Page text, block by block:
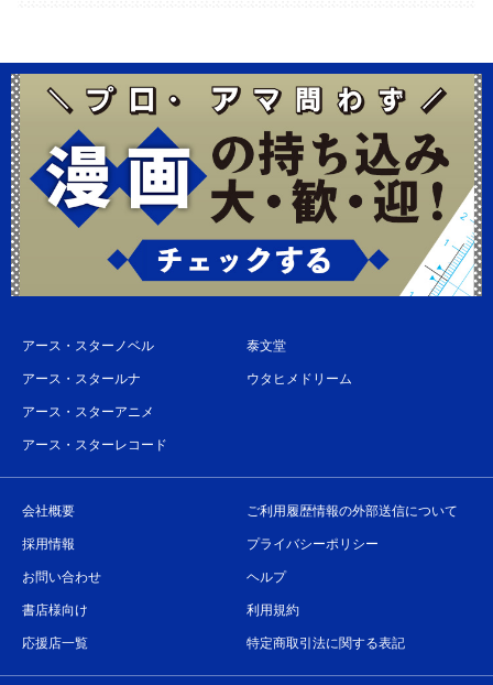
アース・スターノベル
アース・スタールナ
アース・スターアニメ
アース・スターレコード
泰文堂
ウタヒメドリーム
会社概要
採用情報
お問い合わせ
書店様向け
応援店一覧
ご利用履歴情報の外部送信について
プライバシーポリシー
ヘルプ
利用規約
特定商取引法に関する表記